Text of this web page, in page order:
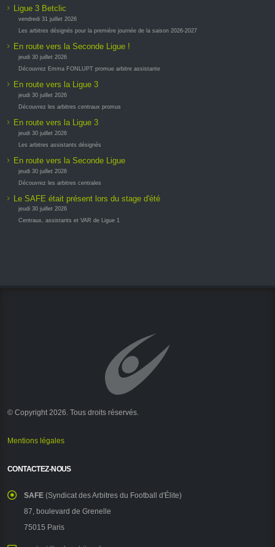
Ligue 3 Betclic
vendredi 31 juillet 2026
Les arbitres désignés pour la première journée de la saison 2026-2027
En route vers la Seconde Ligue !
jeudi 30 juillet 2026
Découvrez Emma FONLUPT promue arbitre assistante
En route vers la Ligue 3
jeudi 30 juillet 2026
Découvrez les arbitres centraux promus
En route vers la Ligue 3
jeudi 30 juillet 2026
Les arbitres assistants désignés
En route vers la Seconde Ligue
jeudi 30 juillet 2026
Découvrez les arbitres centrales
Le SAFE était présent lors du stage d'été
jeudi 30 juillet 2026
Centraux, assistants et VAR de Ligue 1
© Copyright 2026. Tous droits réservés.
Mentions légales
CONTACTEZ-NOUS
SAFE (Syndicat des Arbitres du Football d'Élite)
87, boulevard de Grenelle
75015 Paris